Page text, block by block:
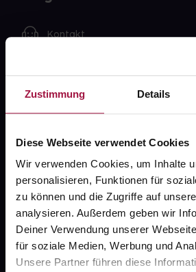
Zustimmung Details
Diese Webseite verwendet Cookies
Wir verwenden Cookies, um Inhalte
personalisieren, Funktionen für
zu können und die Zugriffe auf
analysieren. Außerdem geben wir
Deiner Verwendung unserer
für soziale Medien, Werbung und
Unsere Partner führen diese
Kontakt
Widerrufsformular
gesund.de
Über uns
Karriere
Newsletter